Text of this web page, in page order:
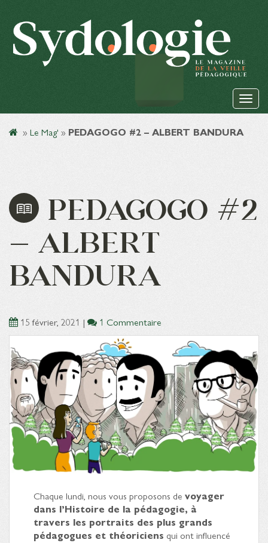
» Le Mag' » PEDAGOGO #2 – ALBERT BANDURA
PEDAGOGO #2
– ALBERT
BANDURA
15 février, 2021 | 1 Commentaire
Chaque lundi, nous vous proposons de voyager
dans l’Histoire de la pédagogie, à
travers les portraits des plus grands
pédagogues et théoriciens qui ont influencé